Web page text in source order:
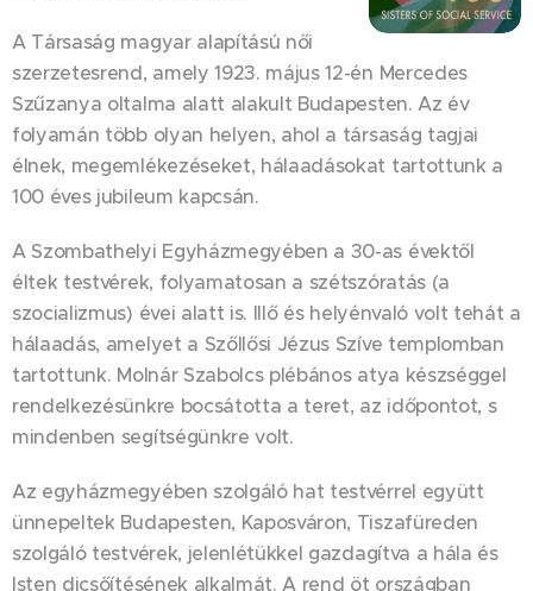
A Társaság magyar alapítású női
szerzetesrend, amely 1923. május 12-én Mercedes
Szűzanya oltalma alatt alakult Budapesten. Az év
folyamán több olyan helyen, ahol a társaság tagjai
élnek, megemlékezéseket, hálaadásokat tartottunk a
100 éves jubileum kapcsán.
A Szombathelyi Egyházmegyében a 30-as évektől
éltek testvérek, folyamatosan a szétszóratás (a
szocializmus) évei alatt is. Illő és helyénvaló volt tehát a
hálaadás, amelyet a Szőllősi Jézus Szíve templomban
tartottunk. Molnár Szabolcs plébános atya készséggel
rendelkezésünkre bocsátotta a teret, az időpontot, s
mindenben segítségünkre volt.
Az egyházmegyében szolgáló hat testvérrel együtt
ünnepeltek Budapesten, Kaposváron, Tiszafüreden
szolgáló testvérek, jelenlétükkel gazdagítva a hála és
Isten dicsőítésének alkalmát. A rend öt országban